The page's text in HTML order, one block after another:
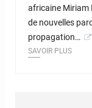
africaine Miriam
de nouvelles
propagation…
SAVOIR PLUS